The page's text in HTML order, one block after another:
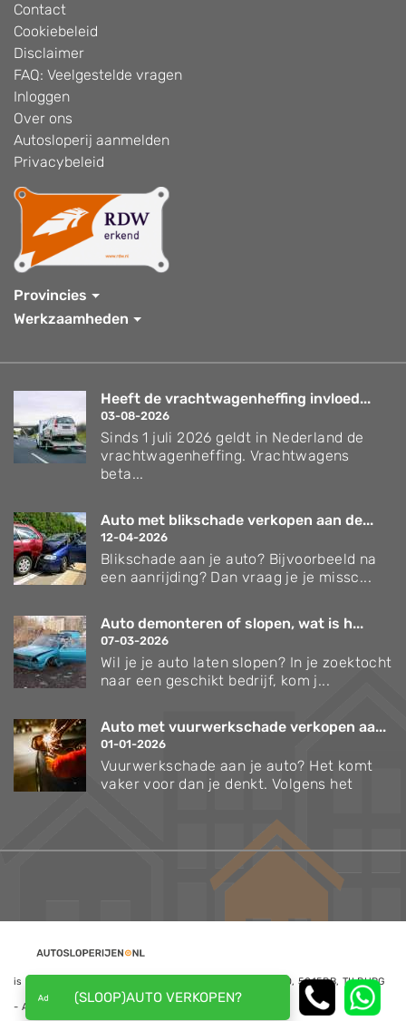
Contact
Cookiebeleid
Disclaimer
FAQ: Veelgestelde vragen
Inloggen
Over ons
Autosloperij aanmelden
Privacybeleid
Provincies
Werkzaamheden
Heeft de vrachtwagenheffing invloed...
03-08-2026
Sinds 1 juli 2026 geldt in Nederland de
vrachtwagenheffing. Vrachtwagens
beta...
Auto met blikschade verkopen aan de...
12-04-2026
Blikschade aan je auto? Bijvoorbeeld na
een aanrijding? Dan vraag je je missc...
Auto demonteren of slopen, wat is h...
07-03-2026
Wil je je auto laten slopen? In je zoektocht
naar een geschikt bedrijf, kom j...
Auto met vuurwerkschade verkopen aa...
01-01-2026
Vuurwerkschade aan je auto? Het komt
vaker voor dan je denkt. Volgens het
is een website van NoQ B.V., Kapitein Hatterasstraat 30, 5015BB, TILBURG
- Alle rechten voorbehouden
(SLOOP)AUTO VERKOPEN?